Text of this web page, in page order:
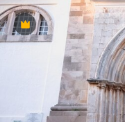
Premium